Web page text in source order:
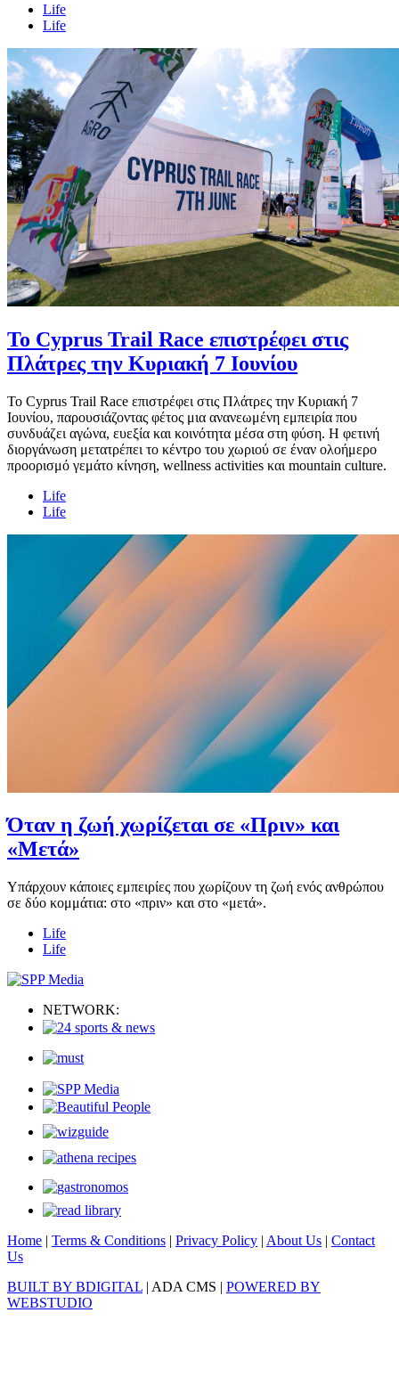
Life
Life
Το Cyprus Trail Race επιστρέφει στις
Πλάτρες την Κυριακή 7 Ιουνίου
Το Cyprus Trail Race επιστρέφει στις Πλάτρες την Κυριακή 7
Ιουνίου, παρουσιάζοντας φέτος μια ανανεωμένη εμπειρία που
συνδυάζει αγώνα, ευεξία και κοινότητα μέσα στη φύση. Η φετινή
διοργάνωση μετατρέπει το κέντρο του χωριού σε έναν ολοήμερο
προορισμό γεμάτο κίνηση, wellness activities και mountain culture.
Life
Life
Όταν η ζωή χωρίζεται σε «Πριν» και
«Μετά»
Υπάρχουν κάποιες εμπειρίες που χωρίζουν τη ζωή ενός ανθρώπου
σε δύο κομμάτια: στο «πριν» και στο «μετά».
Life
Life
NETWORK:
Home | Terms & Conditions | Privacy Policy | About Us | Contact
Us
BUILT BY BDIGITAL | ADA CMS | POWERED BY
WEBSTUDIO